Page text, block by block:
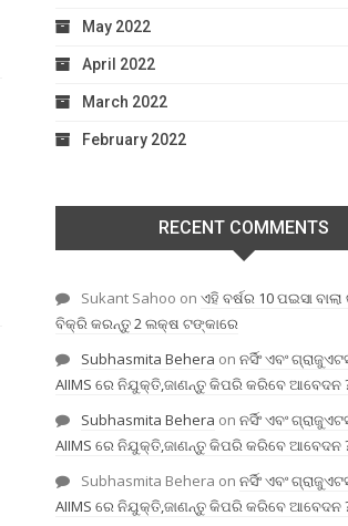
May 2022
April 2022
March 2022
February 2022
RECENT COMMENTS
Sukant Sahoo on ଏହି ବର୍ଷର 10 ପଇସା
ବିକ୍ରି କରନ୍ତୁ 2 ଲକ୍ଷ ଟଙ୍କାରେ
Subhasmita Behera on ନର୍ସିଂ ଏବଂ
AIIMS ରେ ନିଯୁକ୍ତି,ଜାଣନ୍ତୁ କିପରି କରିବେ ଆବେଦନ
Subhasmita Behera on ନର୍ସିଂ ଏବଂ
AIIMS ରେ ନିଯୁକ୍ତି,ଜାଣନ୍ତୁ କିପରି କରିବେ ଆବେଦନ
Subhasmita Behera on ନର୍ସିଂ ଏବଂ
AIIMS ରେ ନିଯୁକ୍ତି,ଜାଣନ୍ତୁ କିପରି କରିବେ ଆବେଦନ